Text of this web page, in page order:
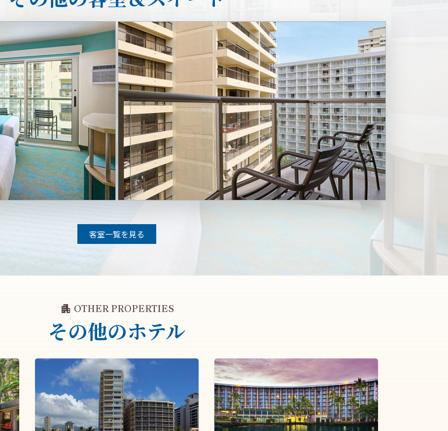
客室一覧を見る
apartment OTHER PROPERTIES
その他のホテル